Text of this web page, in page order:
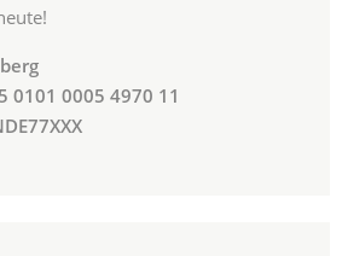
0101 0005 4970 11